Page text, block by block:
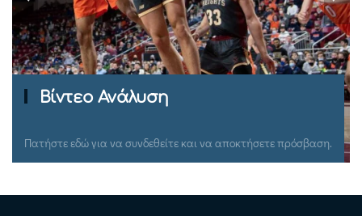
Ομιλίες Σεμιναρίων
Πατήστε εδώ για να συνδεθείτε και να αποκτήσετε πρόσβαση.